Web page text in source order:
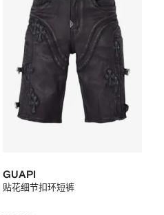
GUAPI
贴花细节扣环短裤